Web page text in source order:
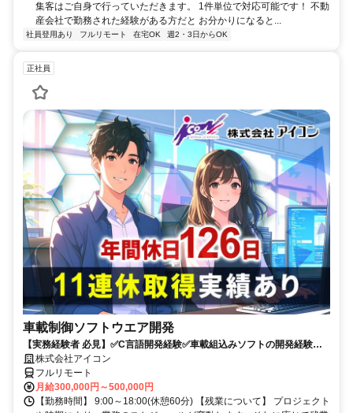
集客はご自身で行っていただきます。 1件単位で対応可能です！ 不動
産会社で勤務された経験がある方だと お分かりになると...
社員登用あり フルリモート 在宅OK 週2・3日からOK
正社員
車載制御ソフトウエア開発
【実務経験者 必見】✅C言語開発経験✅車載組込みソフトの開発経験 ✅
年間休日126日+有給✅週2程度リモート可✅9時～18時勤務
株式会社アイコン
フルリモート
月給300,000円～500,000円
【勤務時間】 9:00～18:00(休憩60分) 【残業について】 プロジェクト